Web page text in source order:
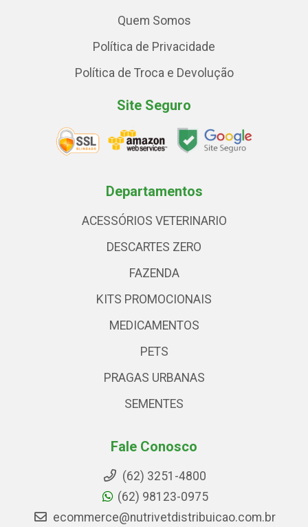
Quem Somos
Política de Privacidade
Política de Troca e Devolução
Site Seguro
Departamentos
ACESSÓRIOS VETERINARIO
DESCARTES ZERO
FAZENDA
KITS PROMOCIONAIS
MEDICAMENTOS
PETS
PRAGAS URBANAS
SEMENTES
Fale Conosco
(62) 3251-4800
(62) 98123-0975
ecommerce@nutrivetdistribuicao.com.br